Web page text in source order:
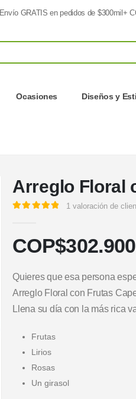
Envío GRATIS en pedidos de $300mil+
Ocasiones Diseños y
Arreglo Floral
1 valoración de
COP$302.900
Quieres que esa persona
Arreglo Floral con Frutas
Llena su día con la más rica
Frutas
Lirios
Rosas
Un girasol